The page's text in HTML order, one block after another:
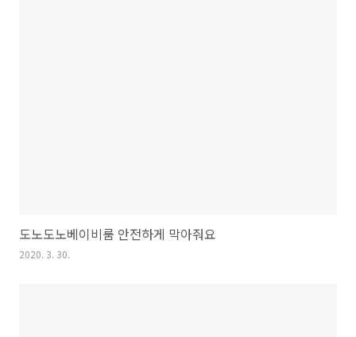
도노도노베이비룸 안전하게 막아줘요
2020. 3. 30.